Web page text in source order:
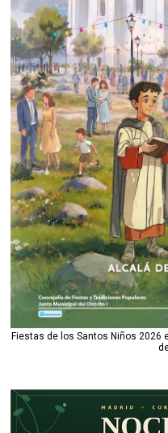
Fiestas de los Santos Niños 2026